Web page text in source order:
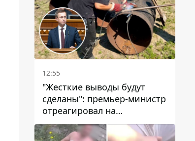
12:55
"Жесткие выводы будут
сделаны": премьер-министр
отреагировал на
несколькодневное
отсутствие воды в Марганце